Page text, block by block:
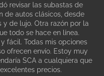
revisar las subastas de
de autos clásicos, desde
y de lujo. Otra razón por la
todo se hace en línea.
fácil. Todas mis opciones
ofrecen envío. Estoy muy
SCA a cualquiera que
precios.